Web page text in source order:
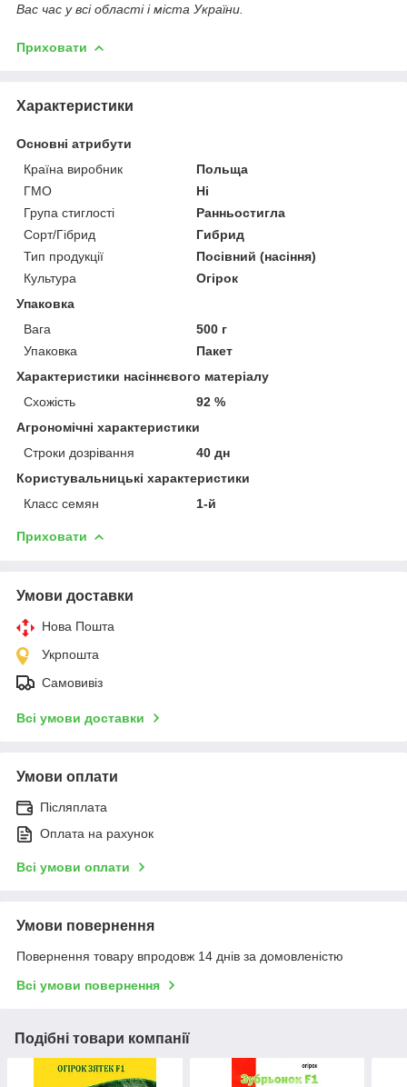
Вас час у всі області і міста України.
Приховати
Характеристики
Основні атрибути
Країна виробник
Польща
ГМО
Ні
Група стиглості
Ранньостигла
Сорт/Гібрид
Гибрид
Тип продукції
Посівний (насіння)
Культура
Огірок
Упаковка
Вага
500 г
Упаковка
Пакет
Характеристики насіннєвого матеріалу
Схожість
92 %
Агрономічні характеристики
Строки дозрівання
40 дн
Користувальницькі характеристики
Класс семян
1-й
Приховати
Умови доставки
Нова Пошта
Укрпошта
Самовивіз
Всі умови доставки
Умови оплати
Післяплата
Оплата на рахунок
Всі умови оплати
Умови повернення
Повернення товару впродовж 14 днів за домовленістю
Всі умови повернення
Подібні товари компанії